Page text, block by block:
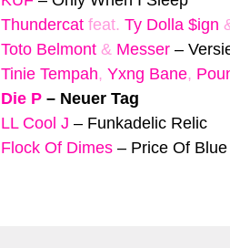
Thundercat feat. Ty Dolla $ign
Toto Belmont & Messer –
Tinie Tempah, Yxng Bane,
Die P – Neuer Tag
LL Cool J – Funkadelic Relic
Flock Of Dimes – Price Of Blue